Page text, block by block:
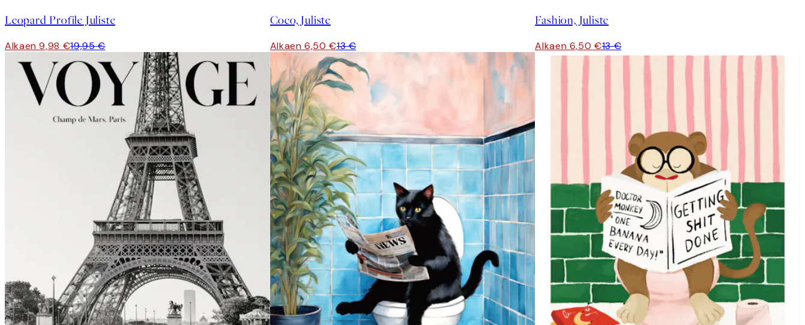
Leopard Profile Juliste
Alkaen 9,98 €19,95 €
Coco, Juliste
Alkaen 6,50 €13 €
Fashion, Juliste
Alkaen 6,50 €13 €